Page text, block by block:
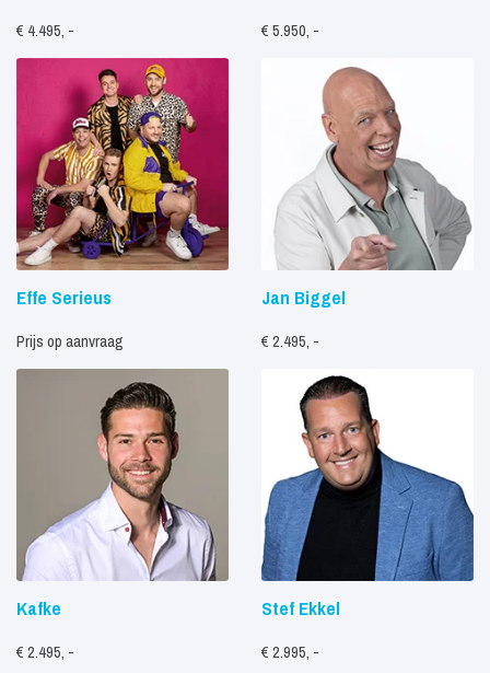
€ 4.495, - € 5.950, -
Effe Serieus
Prijs op aanvraag
Jan Biggel
€ 2.495, -
Kafke
€ 2.495, -
Stef Ekkel
€ 2.995, -